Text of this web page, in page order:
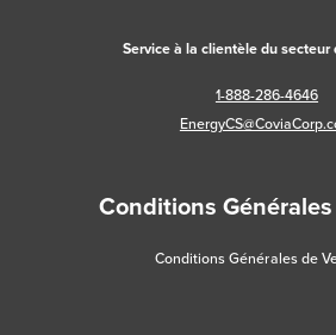
Service à la clientèle du
1-888-286-4646
Conditions
Conditions Générales de